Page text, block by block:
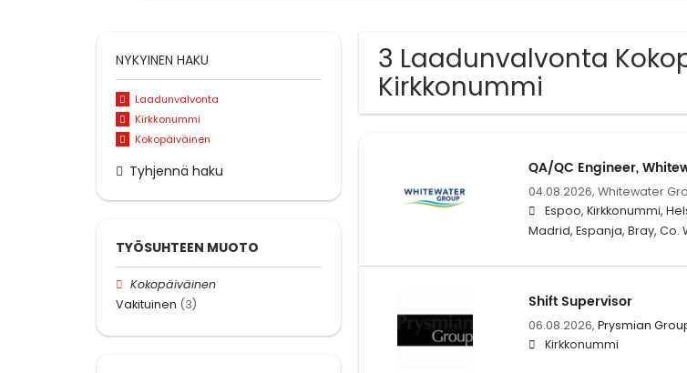
3 Laadunvalvonta
Kirkkonummi
QA/QC Engineer,
04.08.2026, Whitewater
Espoo, Kirkkonummi,
Madrid, Espanja, Bray, Co.
Shift Supervisor
06.08.2026, Prysmian
Kirkkonummi
NYKYINEN HAKU
Laadunvalvonta
Kirkkonummi
Kokopäiväinen
Tyhjennä haku
TYÖSUHTEEN MUOTO
Kokopäiväinen
Vakituinen (3)